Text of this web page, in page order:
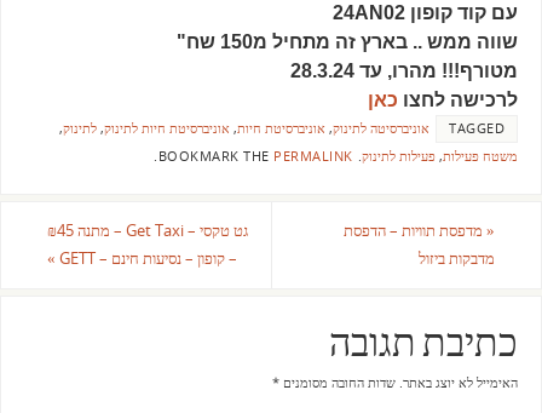
עם קוד קופון 24AN02
שווה ממש .. בארץ זה מתחיל מ150 שח"
מטורף!!! מהרו, עד 28.3.24
לרכישה לחצו כאן
TAGGED אוניברסיטה לתינוק, אוניברסיטת חיות, אוניברסיטת חיות לתינוק, לתינוק,
משטח פעילות, פעילות לתינוק.
PERMALINK
.
«מדפסת תוויות – הדפסת
מדבקות ביזול
גט טקסי – Get Taxi – מתנה ₪45
– קופון – נסיעות חינם – GETT
»
כתיבת תגובה
האימייל לא יוצג באתר. שדות החובה מסומנים *